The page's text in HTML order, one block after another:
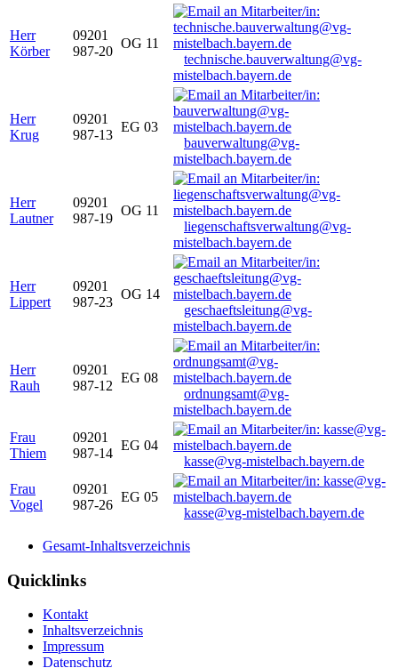
Herr
Körber
09201
987-20
OG 11
technische.bauverwaltung@vg-
mistelbach.bayern.de
Herr
Krug
09201
987-13
EG 03
bauverwaltung@vg-
mistelbach.bayern.de
Herr
Lautner
09201
987-19
OG 11
liegenschaftsverwaltung@vg-
mistelbach.bayern.de
Herr
Lippert
09201
987-23
OG 14
geschaeftsleitung@vg-
mistelbach.bayern.de
Herr
Rauh
09201
987-12
EG 08
ordnungsamt@vg-
mistelbach.bayern.de
Frau
Thiem
09201
987-14
EG 04
kasse@vg-mistelbach.bayern.de
Frau
Vogel
09201
987-26
EG 05
kasse@vg-mistelbach.bayern.de
Gesamt-Inhaltsverzeichnis
Quicklinks
Kontakt
Inhaltsverzeichnis
Impressum
Datenschutz